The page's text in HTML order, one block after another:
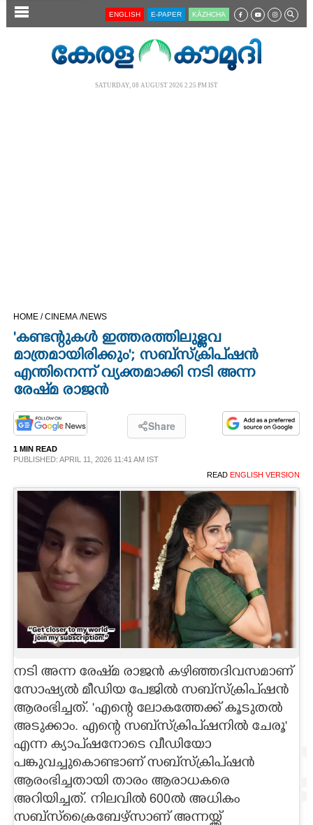
SECTIONS
OPINION
LIFESTYLE
SPIRITUAL
INFO+
ART
CARTOONS
LITERATURE
ZOOM
CONTACT US
ENGLISH E-PAPER KĀZHCHA
SATURDAY, 08 AUGUST 2026 2.25 PM IST
HOME /CINEMA /NEWS
'കണ്ടന്റുകൾ ഇത്തരത്തിലുള്ളവ
മാത്രമായിരിക്കും'; സബ്‌സ്ക്രിപ്ഷൻ
എന്തിനെന്ന് വ്യക്തമാക്കി നടി അന്ന
രേഷ്‌മ രാജൻ
Share
1 MIN READ
PUBLISHED: APRIL 11, 2026 11:41 AM IST
READ ENGLISH VERSION
നടി അന്ന രേഷ്‌മ രാജൻ കഴിഞ്ഞദിവസമാണ്
സോഷ്യൽ മീഡിയ പേജിൽ സബ്‌സ്ക്രിപ്ഷൻ
ആരംഭിച്ചത്. 'എന്റെ ലോകത്തേക്ക് കൂടുതൽ
അടുക്കാം. എന്റെ സബ്‌സ്ക്രിപ്ഷനിൽ ചേരൂ'
എന്ന ക്യാപ്ഷനോടെ വീഡിയോ
പങ്കുവച്ചുകൊണ്ടാണ് സബ്‌സ്ക്രിപ്ഷൻ
ആരംഭിച്ചതായി താരം ആരാധകരെ
അറിയിച്ചത്. നിലവിൽ 600ൽ അധികം
സബ്സ്ക്രൈബേഴ്സാണ് അന്നയ്ക്ക്